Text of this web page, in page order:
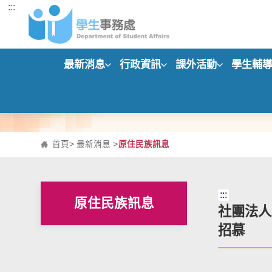
跳到主要內容區塊
:::
最新消息 行政資訊 課外活動 學生輔導
首頁>最新消息 >原住民族訊息
原住民族訊息
:::
社團法
招慕